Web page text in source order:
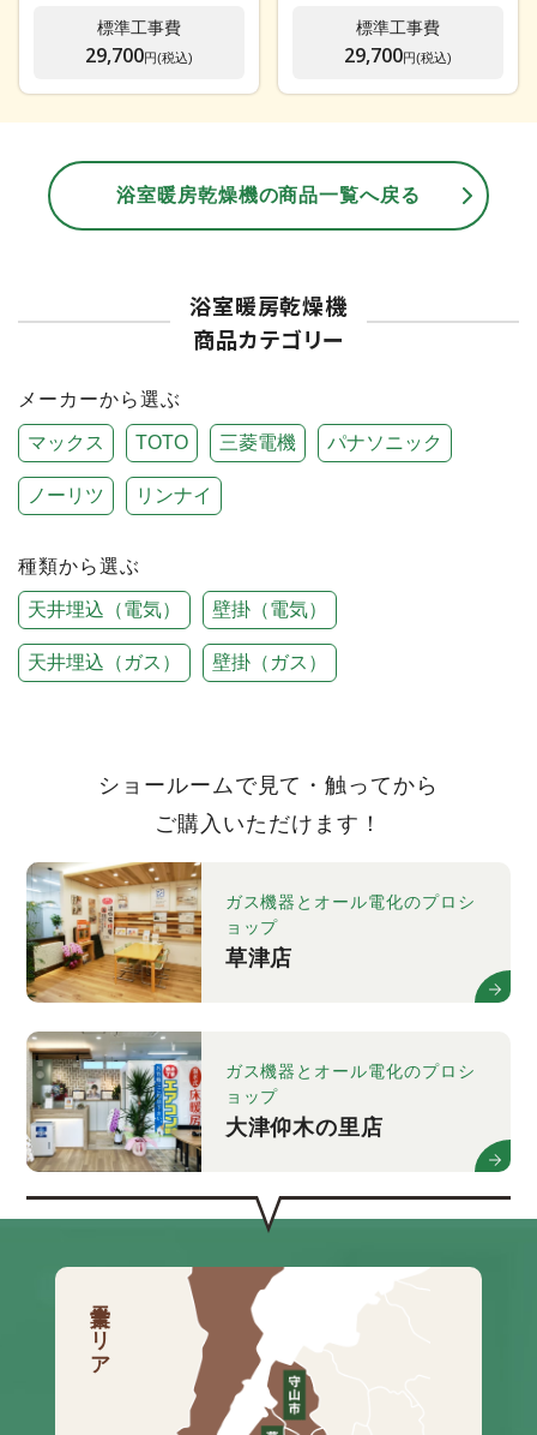
標準工事費
29,700円(税込)
標準工事費
29,700円(税込)
浴室暖房乾燥機の商品一覧へ戻る
浴室暖房乾燥機
商品カテゴリー
メーカーから選ぶ
マックス TOTO 三菱電機 パナソニック
ノーリツ リンナイ
種類から選ぶ
天井埋込（電気） 壁掛（電気）
天井埋込（ガス） 壁掛（ガス）
ショールームで見て・触ってから
ご購入いただけます！
ガス機器とオール電化のプロシ
ョップ
草津店
ガス機器とオール電化のプロシ
ョップ
大津仰木の里店
営業エリア